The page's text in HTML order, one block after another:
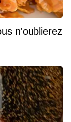
n'oublierez